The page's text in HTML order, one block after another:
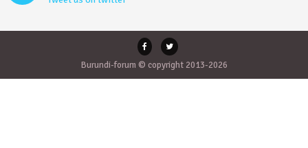
Burundi-forum © copyright 2013-2026